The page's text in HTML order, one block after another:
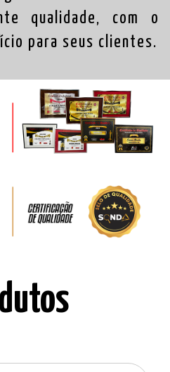
qualidade, com o
para seus clientes.